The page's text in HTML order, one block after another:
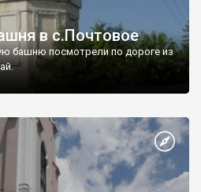
в с.Почтовое
башню посмотрели по дороге из